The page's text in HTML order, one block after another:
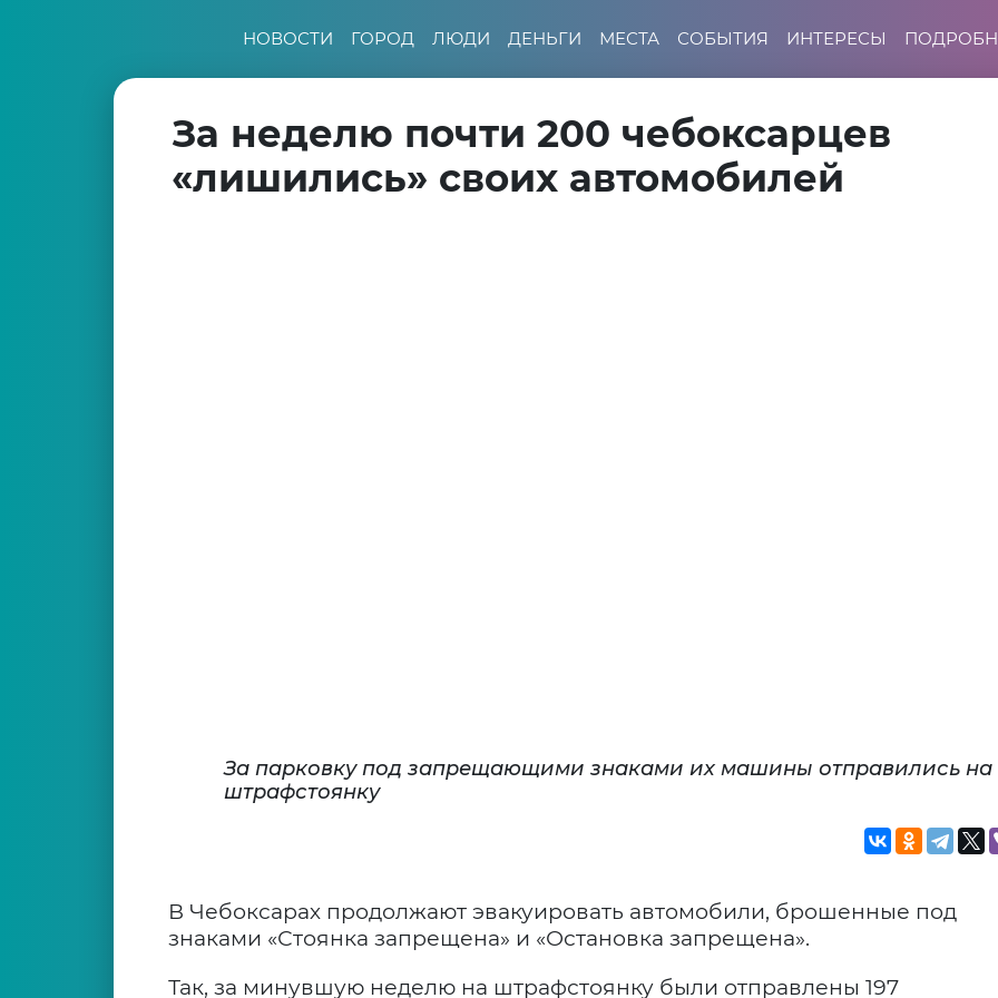
НОВОСТИ ГОРОД ЛЮДИ ДЕНЬГИ МЕСТА СОБЫТИЯ ИНТЕРЕСЫ
За неделю почти 200 чебоксарцев
«лишились» своих автомобилей
За парковку под запрещающими знаками их машины отправились на
штрафстоянку
В Чебоксарах продолжают эвакуировать автомобили, брошенные под
знаками «Стоянка запрещена» и «Остановка запрещена».
Так, за минувшую неделю на штрафстоянку были отправлены 197